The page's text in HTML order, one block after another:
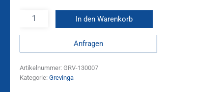
In den Warenkorb
Anfragen
Artikelnummer: GRV-130007
Kategorie: Grevinga